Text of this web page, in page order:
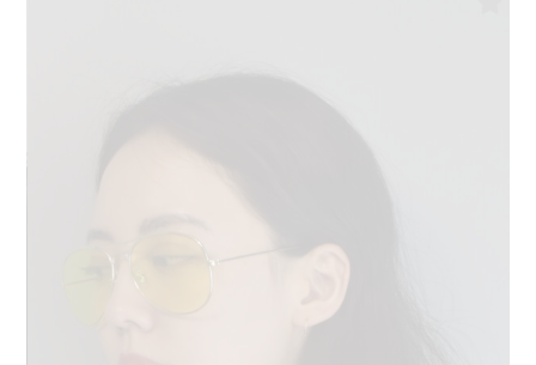
Summer Sale up to 60%OFF 開催中